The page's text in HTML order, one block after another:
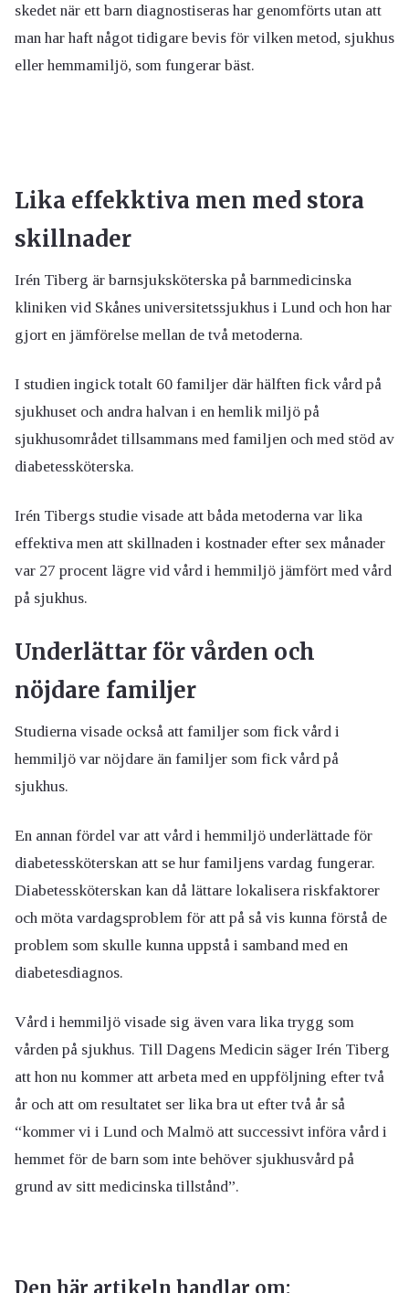
skedet när ett barn diagnostiseras har genomförts utan att
man har haft något tidigare bevis för vilken metod, sjukhus
eller hemmamiljö, som fungerar bäst.
Lika effekktiva men med stora
skillnader
Irén Tiberg är barnsjuksköterska på barnmedicinska
kliniken vid Skånes universitetssjukhus i Lund och hon har
gjort en jämförelse mellan de två metoderna.
I studien ingick totalt 60 familjer där hälften fick vård på
sjukhuset och andra halvan i en hemlik miljö på
sjukhusområdet tillsammans med familjen och med stöd av
diabetessköterska.
Irén Tibergs studie visade att båda metoderna var lika
effektiva men att skillnaden i kostnader efter sex månader
var 27 procent lägre vid vård i hemmiljö jämfört med vård
på sjukhus.
Underlättar för vården och
nöjdare familjer
Studierna visade också att familjer som fick vård i
hemmiljö var nöjdare än familjer som fick vård på
sjukhus.
En annan fördel var att vård i hemmiljö underlättade för
diabetessköterskan att se hur familjens vardag fungerar.
Diabetessköterskan kan då lättare lokalisera riskfaktorer
och möta vardagsproblem för att på så vis kunna förstå de
problem som skulle kunna uppstå i samband med en
diabetesdiagnos.
Vård i hemmiljö visade sig även vara lika trygg som
vården på sjukhus. Till Dagens Medicin säger Irén Tiberg
att hon nu kommer att arbeta med en uppföljning efter två
år och att om resultatet ser lika bra ut efter två år så
“kommer vi i Lund och Malmö att successivt införa vård i
hemmet för de barn som inte behöver sjukhusvård på
grund av sitt medicinska tillstånd”.
Den här artikeln handlar om: